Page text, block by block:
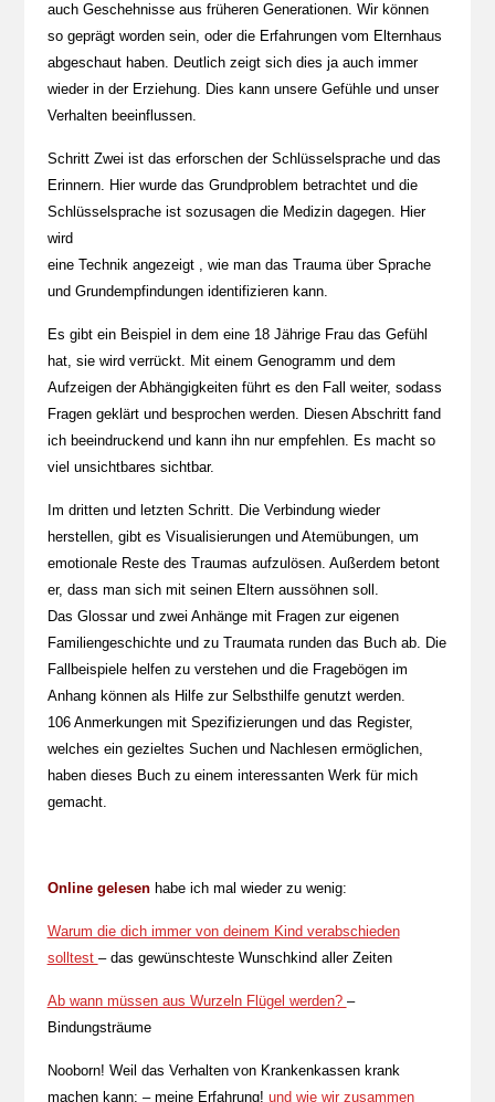
auch Geschehnisse aus früheren Generationen. Wir können
so geprägt worden sein, oder die Erfahrungen vom Elternhaus
abgeschaut haben. Deutlich zeigt sich dies ja auch immer
wieder in der Erziehung. Dies kann unsere Gefühle und unser
Verhalten beeinflussen.
Schritt Zwei ist das erforschen der Schlüsselsprache und das
Erinnern. Hier wurde das Grundproblem betrachtet und die
Schlüsselsprache ist sozusagen die Medizin dagegen. Hier
wird
eine Technik angezeigt , wie man das Trauma über Sprache
und Grundempfindungen identifizieren kann.
Es gibt ein Beispiel in dem eine 18 Jährige Frau das Gefühl
hat, sie wird verrückt. Mit einem Genogramm und dem
Aufzeigen der Abhängigkeiten führt es den Fall weiter, sodass
Fragen geklärt und besprochen werden. Diesen Abschritt fand
ich beeindruckend und kann ihn nur empfehlen. Es macht so
viel unsichtbares sichtbar.
Im dritten und letzten Schritt. Die Verbindung wieder
herstellen, gibt es Visualisierungen und Atemübungen, um
emotionale Reste des Traumas aufzulösen. Außerdem betont
er, dass man sich mit seinen Eltern aussöhnen soll.
Das Glossar und zwei Anhänge mit Fragen zur eigenen
Familiengeschichte und zu Traumata runden das Buch ab. Die
Fallbeispiele helfen zu verstehen und die Fragebögen im
Anhang können als Hilfe zur Selbsthilfe genutzt werden.
106 Anmerkungen mit Spezifizierungen und das Register,
welches ein gezieltes Suchen und Nachlesen ermöglichen,
haben dieses Buch zu einem interessanten Werk für mich
gemacht.
Online gelesenhabe ich mal wieder zu wenig:
Warum die dich immer von deinem Kind verabschieden
solltest – das gewünschteste Wunschkind aller Zeiten
Ab wann müssen aus Wurzeln Flügel werden? –
Bindungsträume
Nooborn! Weil das Verhalten von Krankenkassen krank
machen kann: – meine Erfahrung! und wie wir zusammen